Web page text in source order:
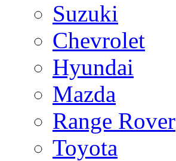
Suzuki
Chevrolet
Hyundai
Mazda
Range Rover
Toyota